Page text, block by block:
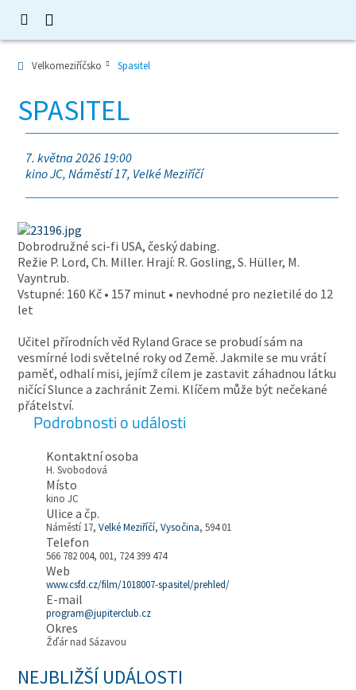
Velkomeziříčsko Spasitel
SPASITEL
7. května 2026 19:00
kino JC, Náměstí 17, Velké Meziříčí
Dobrodružné sci-fi USA, český dabing.
Režie P. Lord, Ch. Miller. Hrají: R. Gosling, S. Hüller, M.
Vayntrub.
Vstupné: 160 Kč • 157 minut • nevhodné pro nezletilé do 12
let
Učitel přírodních věd Ryland Grace se probudí sám na
vesmírné lodi světelné roky od Země. Jakmile se mu vrátí
paměť, odhalí misi, jejímž cílem je zastavit záhadnou látku
ničící Slunce a zachránit Zemi. Klíčem může být nečekané
přátelství.
Podrobnosti o události
Kontaktní osoba
H. Svobodová
Místo
kino JC
Ulice a čp.
Náměstí 17,Velké Meziříčí,Vysočina, 594 01
Telefon
566 782 004, 001, 724 399 474
Web
www.csfd.cz/film/1018007-spasitel/prehled/
E-mail
program@jupiterclub.cz
Okres
Žďár nad Sázavou
NEJBLIŽŠÍ UDÁLOSTI